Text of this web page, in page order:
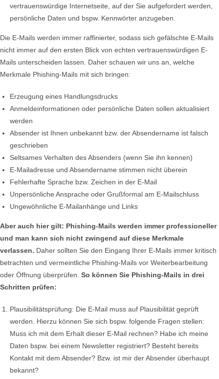
vertrauenswürdige Internetseite, auf der Sie aufgefordert werden,
persönliche Daten und bspw. Kennwörter anzugeben.
Die E-Mails werden immer raffinierter, sodass sich gefälschte E-Mails
nicht immer auf den ersten Blick von echten vertrauenswürdigen E-
Mails unterscheiden lassen. Daher schauen wir uns an, welche
Merkmale Phishing-Mails mit sich bringen:
Erzeugung eines Handlungsdrucks
Anmeldeinformationen oder persönliche Daten sollen aktualisiert
werden
Absender ist Ihnen unbekannt bzw. der Absendername ist falsch
geschrieben
Seltsames Verhalten des Absenders (wenn Sie ihn kennen)
E-Mailadresse und Absendername stimmen nicht überein
Fehlerhafte Sprache bzw. Zeichen in der E-Mail
Unpersönliche Ansprache oder Grußformal am E-Mailschluss
Ungewöhnliche E-Mailanhänge und Links
Aber auch hier gilt: Phishing-Mails werden immer professioneller
und man kann sich nicht zwingend auf diese Merkmale
verlassen. Daher sollten Sie den Eingang Ihrer E-Mails immer kritisch
betrachten und vermeintliche Phishing-Mails vor Weiterbearbeitung
oder Öffnung überprüfen. So können Sie Phishing-Mails in drei
Schritten prüfen:
Plausibilitätsprüfung: Die E-Mail muss auf Plausibilität geprüft
werden. Hierzu können Sie sich bspw. folgende Fragen stellen:
Muss ich mit dem Erhalt dieser E-Mail rechnen? Habe ich meine
Daten bspw. bei einem Newsletter registriert? Besteht bereits
Kontakt mit dem Absender? Bzw. ist mir der Absender überhaupt
bekannt?